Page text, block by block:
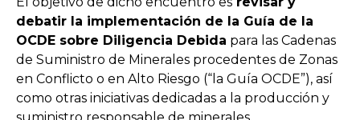
debatir la implementación de la Guía de la
OCDE sobre Diligencia Debida para las Cadenas
de Suministro de Minerales procedentes de Zonas
en Conflicto o en Alto Riesgo (“la Guía OCDE”), así
como otras iniciativas dedicadas a la producción y
suministro responsable de minerales.